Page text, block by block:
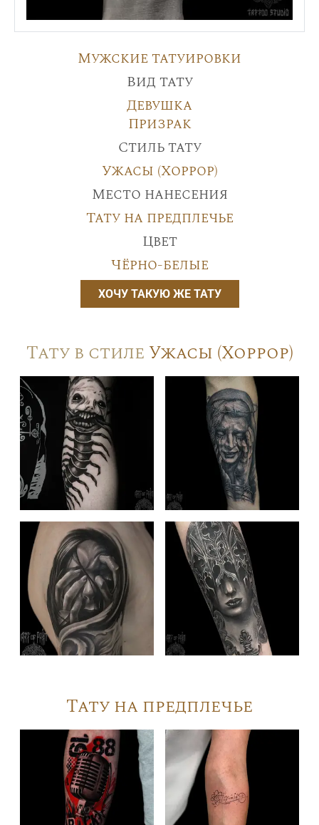
Мужские татуировки
Вид тату
Девушка
Призрак
Стиль тату
Ужасы (Хоррор)
Место нанесения
Тату на предплечье
Цвет
Чёрно-белые
ХОЧУ ТАКУЮ ЖЕ ТАТУ
Тату в стиле Ужасы (Хоррор)
Тату на предплечье